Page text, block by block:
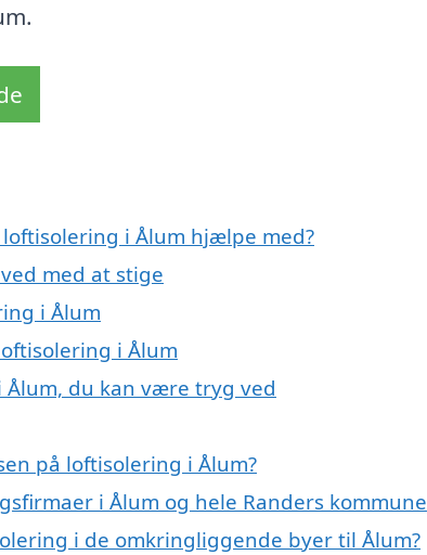
i Ålum hjælpe med?
med at stige
i Ålum
i Ålum
du kan være tryg ved
på loftisolering i Ålum?
i Ålum og hele Randers kommune
i de omkringliggende byer til Ålum?